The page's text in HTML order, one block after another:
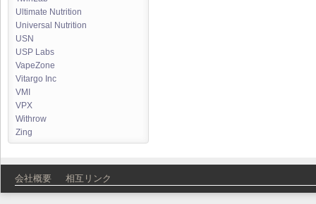
Ultimate Nutrition
Universal Nutrition
USN
USP Labs
VapeZone
Vitargo Inc
VMI
VPX
Withrow
Zing
会社概要 相互リンク